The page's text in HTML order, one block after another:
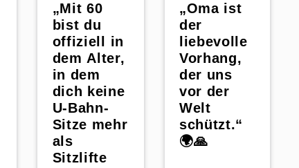
„Mit 60
bist du
offiziell in
dem Alter,
in dem
dich keine
U-Bahn-
Sitze mehr
als
Sitzlifte
„Oma ist
der
liebevolle
Vorhang,
der uns
vor der
Welt
schützt.“
🌍🙏